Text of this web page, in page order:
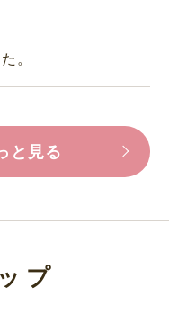
。
と見る
プ